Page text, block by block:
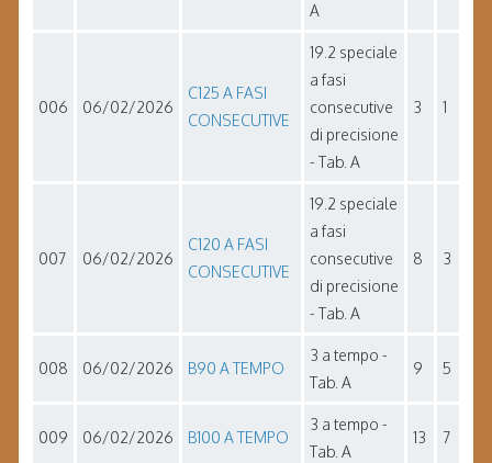
A
006 06/02/2026
C125 A FASI
CONSECUTIVE
19.2 speciale
a fasi
consecutive
di precisione
- Tab. A
3 1
007 06/02/2026
C120 A FASI
CONSECUTIVE
19.2 speciale
a fasi
consecutive
di precisione
- Tab. A
8 3
008 06/02/2026 B90 A TEMPO
3 a tempo -
Tab. A
9 5
009 06/02/2026 B100 A TEMPO
3 a tempo -
Tab. A
13 7